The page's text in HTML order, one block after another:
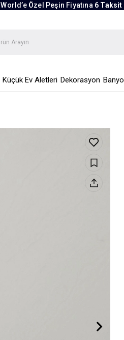
World’e Özel Peşin Fiyatına 6 Taksit
Küçük Ev Aletleri Dekorasyon Banyo